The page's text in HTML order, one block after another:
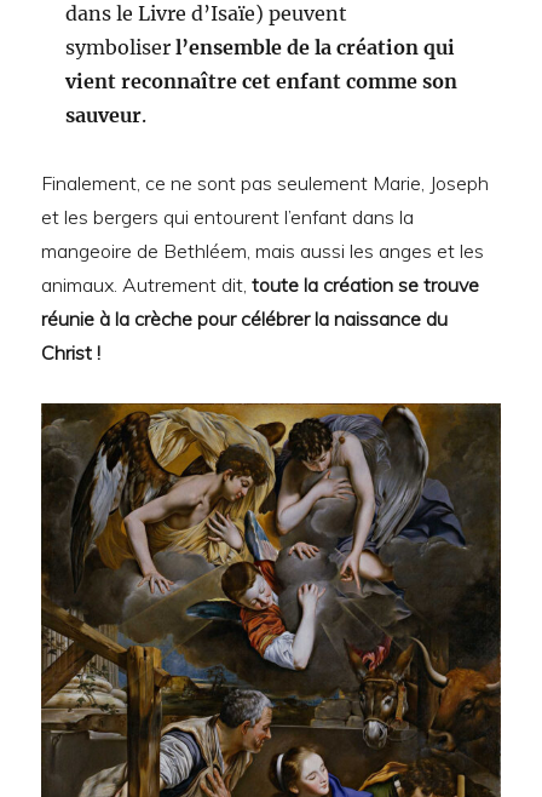
dans le Livre d’Isaïe) peuvent
symboliserl’ensemble de la création qui
vient reconnaître cet enfant comme son
sauveur.
Finalement, ce ne sont pas seulement Marie, Joseph
et les bergers qui entourent l’enfant dans la
mangeoire de Bethléem, mais aussi les anges et les
animaux. Autrement dit,toute la création se trouve
réunie à la crèche pour célébrer la naissance du
Christ !